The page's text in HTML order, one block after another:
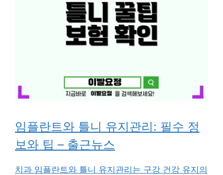
임플란트와 틀니 유지관리: 필수 정
보와 팁 – 출근뉴스
치과 임플란트와 틀니 유지관리는 구강 건강 유지의